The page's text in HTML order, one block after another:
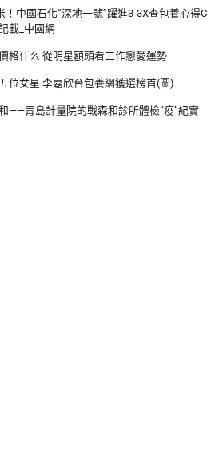
！中國石化“深地一號”躍進3-3X查包養心得C
載_中國網
格什么 從明星額頭看工作戀愛運勢
位女星 李嘉欣台包養網獲選榜首(圖)
——青島計量院的戰森和診所體檢“疫”紀實